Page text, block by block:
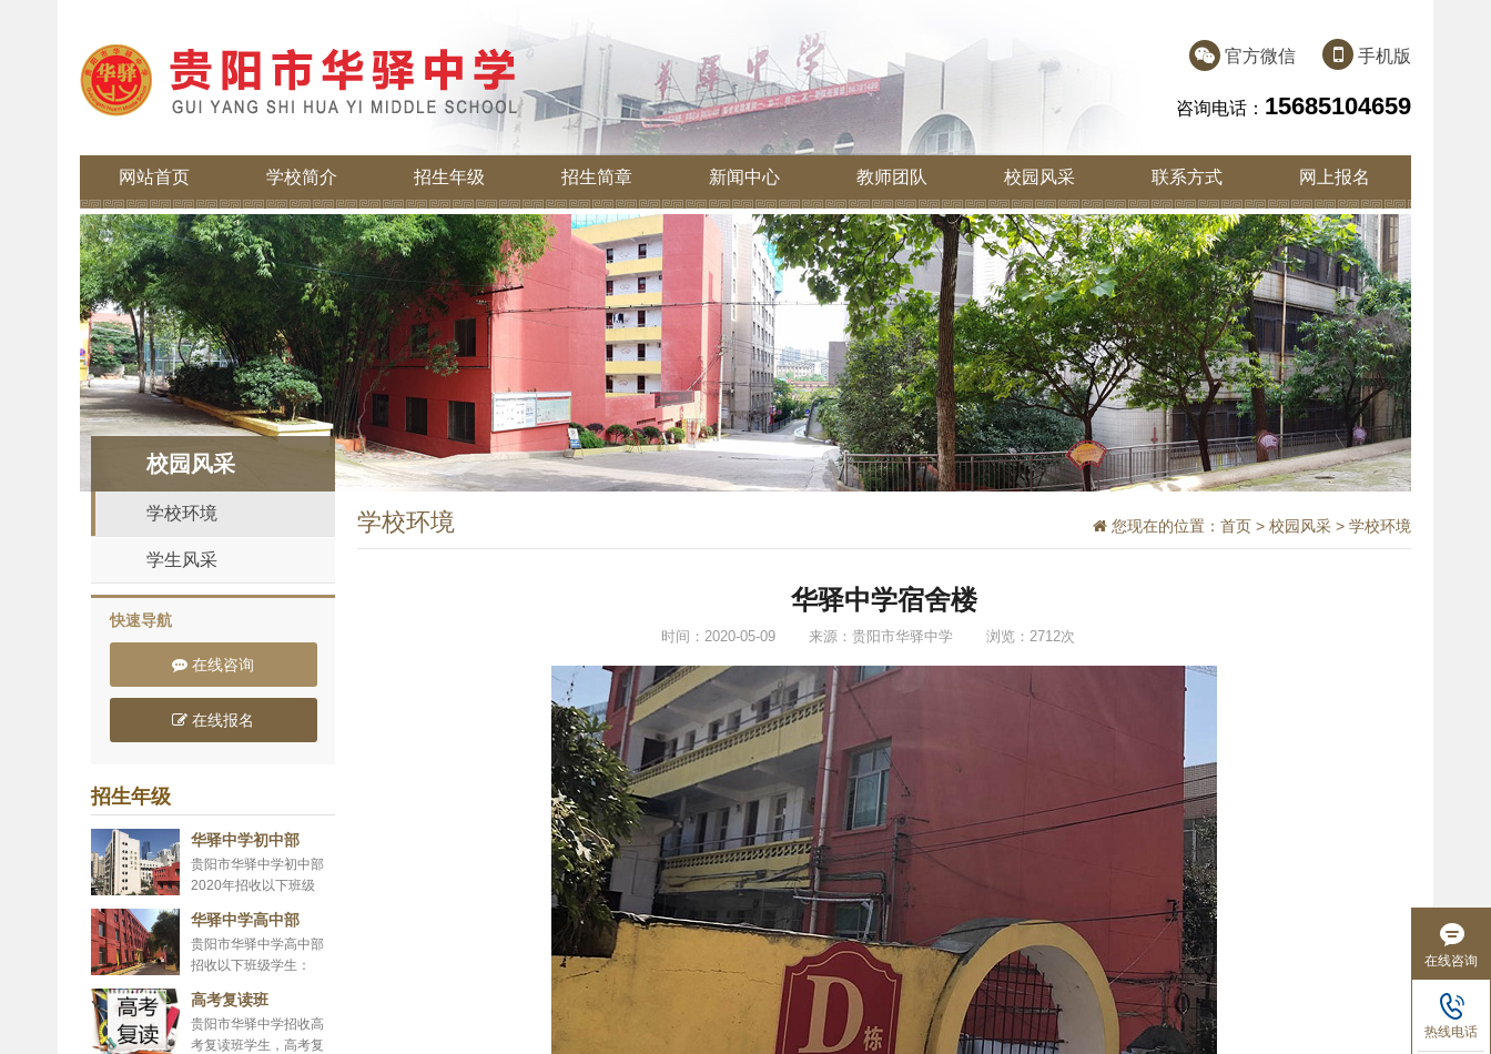
官方微信 手机版
咨询电话： 15685104659
网站首页 学校简介 招生年级 招生简章 新闻中心
学校要闻
招生专栏
通知公告
教学管理
教师团队 校园风采
学校环境
学生风采
联系方式 网上报名
校园风采
学校环境
学生风采
快速导航
在线咨询
在线报名
招生年级
华驿中学初中部
贵阳市华驿中学初中部
2020年招收以下班级
华驿中学高中部
贵阳市华驿中学高中部
招收以下班级学生：
高考复读班
贵阳市华驿中学招收高
考复读班学生，高考复
学校环境 您现在的位置： 首页 > 校园风采 > 学校环境
华驿中学宿舍楼
时间：2020-05-09 来源：贵阳市华驿中学 浏览：2712次
在线咨询
热线电话